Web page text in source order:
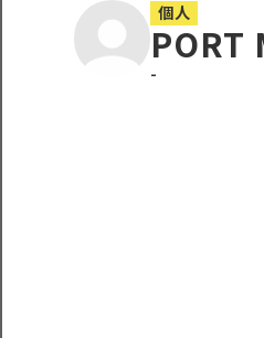
個人
PORT
-